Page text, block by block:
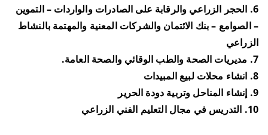
6. الحجر الزراعي والرقابة على الصادرات والواردات – التموين
– الصوامع – بنك الائتمان والشركات المعنية والمهتمة بالنشاط
الزراعي
7. مديريات الصحة والطب الوقائي والصحة العامة.
8. انشاء محلات لبيع المبيدات
9. إنشاء المناحل وتربية دودة الحرير
10. التدريس في مجال التعليم الفني الزراعي